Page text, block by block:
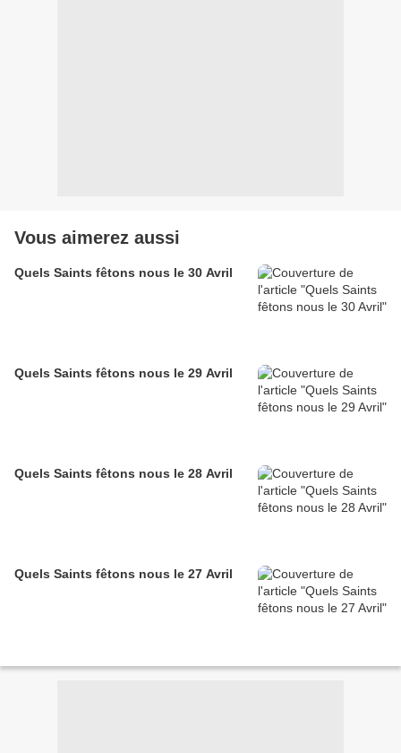
Vous aimerez aussi
Quels Saints fêtons nous le 30 Avril
Quels Saints fêtons nous le 29 Avril
Quels Saints fêtons nous le 28 Avril
Quels Saints fêtons nous le 27 Avril